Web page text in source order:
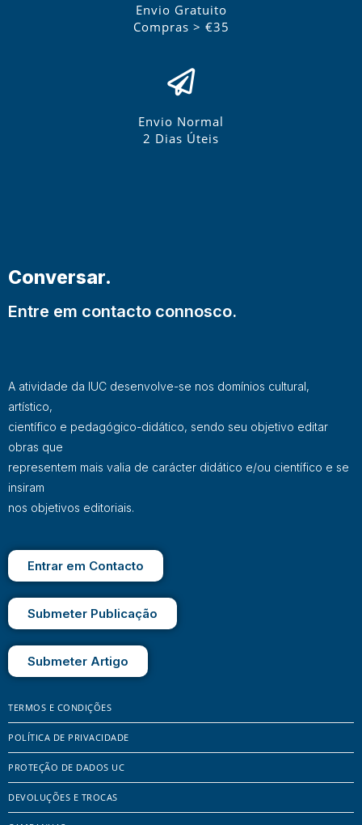
Envio Gratuito
Compras > €35
Envio Normal
2 Dias Úteis
Conversar.
Entre em contacto connosco.
A atividade da IUC desenvolve-se nos domínios cultural,
artístico,
científico e pedagógico-didático, sendo seu objetivo editar
obras que
representem mais valia de carácter didático e/ou científico e se
insiram
nos objetivos editoriais.
Entrar em Contacto
Submeter Publicação
Submeter Artigo
TERMOS E CONDIÇÕES
POLÍTICA DE PRIVACIDADE
PROTEÇÃO DE DADOS UC
DEVOLUÇÕES E TROCAS